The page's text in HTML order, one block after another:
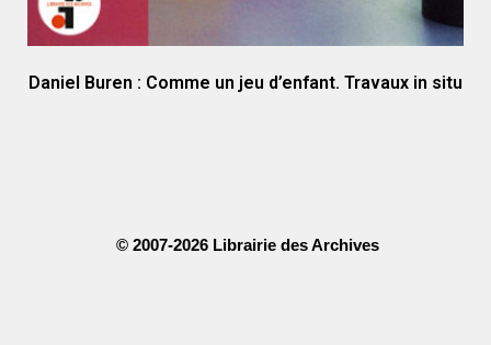
Daniel Buren : Comme un jeu d’enfant. Travaux in situ
© 2007-2026 Librairie des Archives